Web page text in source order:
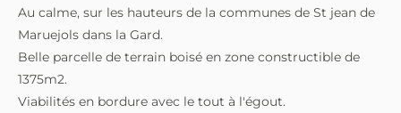
Au calme, sur les hauteurs de la communes de St jean de
Maruejols dans la Gard.
Belle parcelle de terrain boisé en zone constructible de
1375m2.
Viabilités en bordure avec le tout à l'égout.